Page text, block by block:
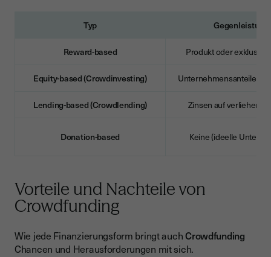
Typ Gegenleistung
Reward-based Produkt oder exklusive
Equity-based (Crowdinvesting) Unternehmensanteile
Lending-based (Crowdlending) Zinsen auf verliehenes
Donation-based Keine (ideelle
Vorteile und Nachteile von
Crowdfunding
Wie jede Finanzierungsform bringt auchCrowdfunding
Chancen und Herausforderungen mit sich.